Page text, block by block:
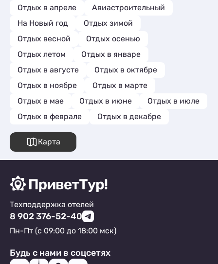
Отдых в апреле
Авиастроительный
На Новый год
Отдых зимой
Отдых весной
Отдых осенью
Отдых летом
Отдых в январе
Отдых в августе
Отдых в октябре
Отдых в ноябре
Отдых в марте
Отдых в мае
Отдых в июне
Отдых в июле
Отдых в феврале
Отдых в декабре
Карта
Техподдержка отелей
8 902 376-52-40
Пн-Пт (с 09:00 до 18:00 мск)
Будь с нами в соцсетях